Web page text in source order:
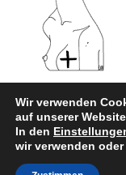
Wir verwenden
auf unserer
In den
wir verwenden